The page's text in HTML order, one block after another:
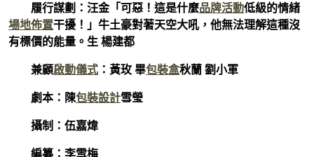
履行謀劃：汪金「可惡！這是什麼品牌活動低級的情緒
場地佈置干擾！」牛土豪對著天空大吼，他無法理解這種沒
有標價的能量。生 楊建都
兼顧啟動儀式 ：黃玫 畢包裝盒秋蘭 劉小軍
劇本：陳包裝設計雪瑩
攝制：伍嘉煒